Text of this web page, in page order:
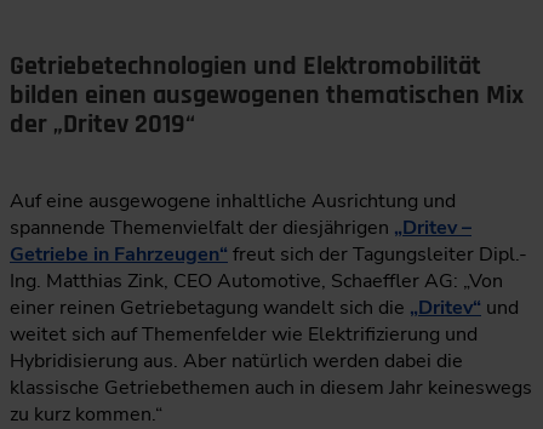
Getriebetechnologien und Elektromobilität
bilden einen ausgewogenen thematischen Mix
der „Dritev 2019“
Auf eine ausgewogene inhaltliche Ausrichtung und
spannende Themenvielfalt der diesjährigen „Dritev –
Getriebe in Fahrzeugen“ freut sich der Tagungsleiter Dipl.-
Ing. Matthias Zink, CEO Automotive, Schaeffler AG: „Von
einer reinen Getriebetagung wandelt sich die „Dritev“ und
weitet sich auf Themenfelder wie Elektrifizierung und
Hybridisierung aus. Aber natürlich werden dabei die
klassische Getriebethemen auch in diesem Jahr keineswegs
zu kurz kommen.“